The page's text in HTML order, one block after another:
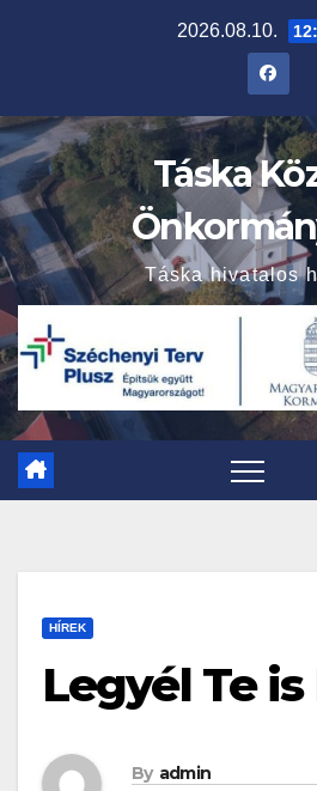
2026.08.10.
Táska
Táska hivatalos
HÍREK
Legyél Te
By admin